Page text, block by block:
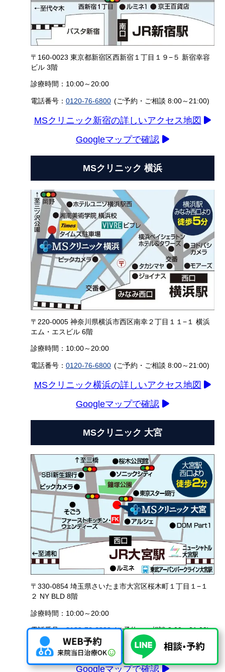
〒160-0023 東京都新宿区西新宿１丁目１９−５ 新宿幸容
ビル 3階
診療時間：10:00～20:00
電話番号： 0120-76-6800 (ご予約・ご相談 8:00～21:00)
MSクリニック新宿の詳しいアクセス地図
Googleマップで確認
MSクリニック 横浜
〒220-0005 神奈川県横浜市西区南幸２丁目１１−１ 横浜
エム・エスビル 6階
診療時間：10:00～20:00
電話番号： 0120-76-6800 (ご予約・ご相談 8:00～21:00)
MSクリニック横浜の詳しいアクセス地図
Googleマップで確認
MSクリニック 大宮
〒330-0854 埼玉県さいたま市大宮区桜木町１丁目１−１
２ NY BLD 8階
診療時間：10:00～20:00
電話番号：0120-76-6800 (ご予約・ご相談 8:00～21:00)
MSクリニック大宮の詳しいアクセス地図
Googleマップで確認